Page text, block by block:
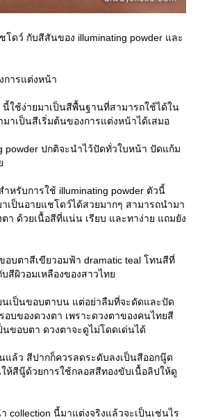
โดว์ กับสีสันของ illuminating powder และ
การแต่งหน้า
นี้ใช้ง่ายมาเป็นสีพื้นฐานที่สามารถใช้ได้ใน
าเป็นสีเริ่มต้นของการแต่งหน้าได้เสมอ
ปกติจะนำไว้ปัดทั่วใบหน้า ปัดแก้ม
รับการใช้ illuminating powder ตัวนี้
เป็นอายแชโดว์ได้สวยมากๆ สามารถนำมา
า ด้วยเนื้อสีที่แน่น เรียบ และทาง่าย แถมยัง
บตาสีเขียวอมฟ้า dramatic teal โทนสีที่
บสีผิวอมเหลืองของสาวไท
นเป็นขอบตาบน แต่อย่าลืมที่จะดัดและปัด
บของดวงตา เพราะดวงตาของคนไทยสี
นขอบตา ดวงตาจะดูไม่โดดเด่นได้
แล้ว สีปากก็ควรลดระดับลงเป็นสีออกนู๊ด
ห้สีนู๊ด้วยการใช้กลอสสีทองขับเนื้อลิปให้ดู
collection นี้มาแต่งจริงแล้วจะเป็นเช่นไร